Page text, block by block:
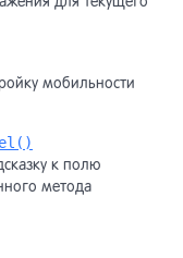
мобильности
к полю
метода